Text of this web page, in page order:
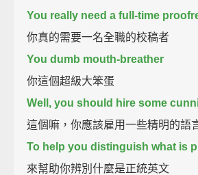
You really need a full-time
你真的需要一名全職的校稿者
You dumb mouth-breather
你這個超級大笨蛋
Well, you should hire some
這個嘛，你應該雇用一些精明的語
To help you distinguish what is
來幫助你辨別什麼是正統英文